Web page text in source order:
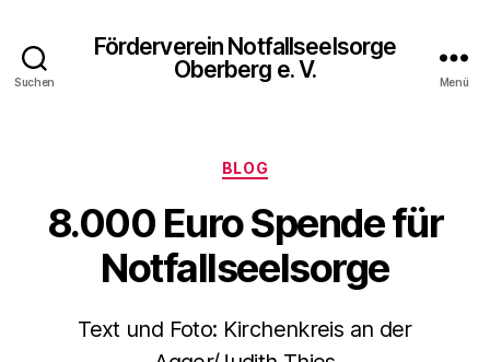
Suchen
Förderverein Notfallseelsorge
Oberberg e. V.
Menü
Kategorien
BLOG
8.000 Euro Spende für
Notfallseelsorge
Text und Foto: Kirchenkreis an der